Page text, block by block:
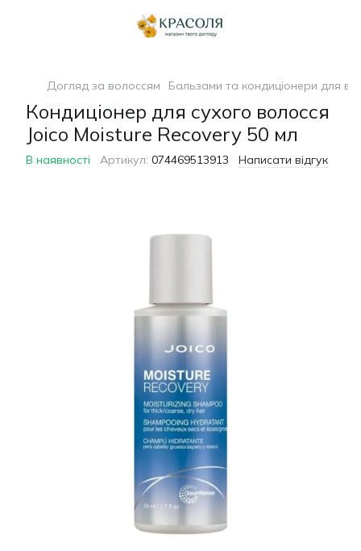
Догляд за волоссям Бальзами та кондиціонери для
Кондиціонер для сухого волосся
Joico Moisture Recovery 50 мл
В наявності Артикул: 074469513913 Написати відгук